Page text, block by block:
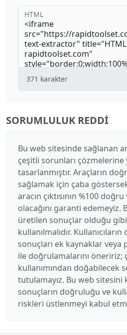
HTML
371 karakter
SORUMLULUK REDDI
Bu web sitesinde sağlanan
çeşitli sorunları çözmelerine
tasarlanmıştır. Araçların
sağlamak için çaba
aracın çıktısının %100
olacağını garanti edemeyiz.
üretilen sonuçlar olduğu
kullanılmalıdır.
sonuçları ek kaynaklar veya
ile doğrulamalarını öneririz;
kullanımından doğabilecek
tutulamayız. Bu web sitesini
sonuçların doğruluğu ve
riskleri üstlenmeyi kabul